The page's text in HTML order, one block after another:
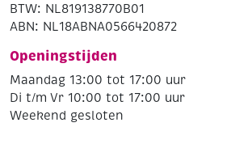
BTW: NL819138770B01
ABN: NL18ABNA0566420872
Openingstijden
Maandag 13:00 tot 17:00 uur
Di t/m Vr 10:00 tot 17:00 uur
Weekend gesloten